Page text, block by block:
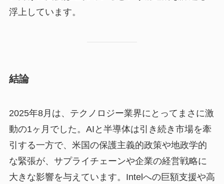
浮上しています。
結論
2025年8月は、テクノロジー業界にとってまさに激
動の1ヶ月でした。AIと半導体は引き続き市場を牽
引する一方で、米国の保護主義的政策や地政学的
な緊張が、サプライチェーンや企業の経営戦略に
大きな影響を与えています。Intelへの巨額支援や高